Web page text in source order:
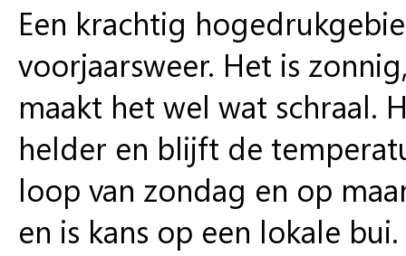
Een krachtig
voorjaarsweer. Het is
maakt het wel wat schraal.
helder en blijft de
loop van zondag en op
en is kans op een lokale